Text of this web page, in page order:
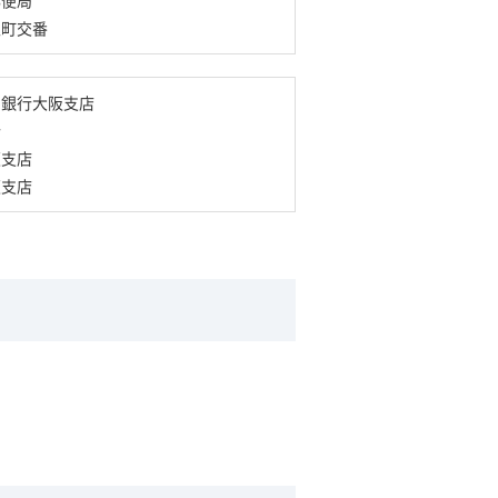
交番
行大阪支店
店
店